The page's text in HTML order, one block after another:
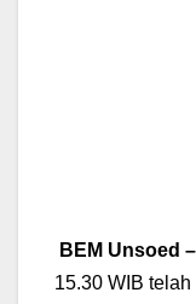
BEM Unsoed –
15.30 WIB